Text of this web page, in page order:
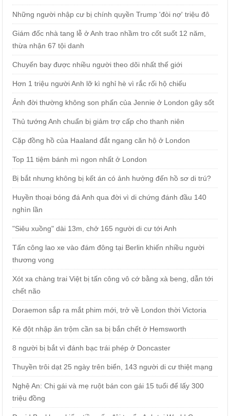
Những người nhập cư bị chính quyền Trump 'đòi nợ' triệu đô
Giám đốc nhà tang lễ ở Anh trao nhầm tro cốt suốt 12 năm,
thừa nhận 67 tội danh
Chuyến bay được nhiều người theo dõi nhất thế giới
Hơn 1 triệu người Anh lỡ kì nghỉ hè vì rắc rối hộ chiếu
Ảnh đời thường không son phấn của Jennie ở London gây sốt
Thủ tướng Anh chuẩn bị giảm trợ cấp cho thanh niên
Cặp đồng hồ của Haaland đắt ngang căn hộ ở London
Top 11 tiệm bánh mì ngon nhất ở London
Bị bắt nhưng không bị kết án có ảnh hưởng đến hồ sơ di trú?
Huyền thoại bóng đá Anh qua đời vì di chứng đánh đầu 140
nghìn lần
"Siêu xuồng" dài 13m, chở 165 người di cư tới Anh
Tấn công lao xe vào đám đông tại Berlin khiến nhiều người
thương vong
Xót xa chàng trai Việt bị tấn công vô cớ bằng xà beng, dẫn tới
chết não
Doraemon sắp ra mắt phim mới, trở về London thời Victoria
Kẻ đột nhập ăn trộm cần sa bị bắn chết ở Hemsworth
8 người bị bắt vì đánh bạc trái phép ở Doncaster
Thuyền trôi dạt 25 ngày trên biển, 143 người di cư thiệt mạng
Nghệ An: Chị gái và mẹ ruột bán con gái 15 tuổi để lấy 300
triệu đồng